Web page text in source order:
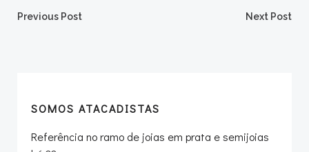
Post
Previous Post Next Post
SOMOS ATACADISTAS
Referência no ramo de joias em prata e semijoias